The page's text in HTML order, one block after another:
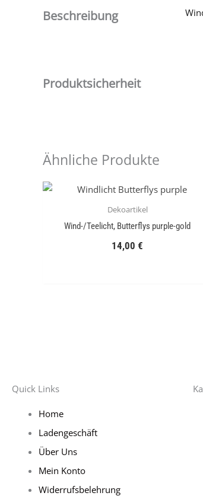
Beschreibung
Produktsicherheit
Ähnliche Produkte
Dekoartikel
Wind-/Teelicht, Butterflys purple-gold
14,00 €
Quick Links
Home
Ladengeschäft
Über Uns
Mein Konto
Widerrufsbelehrung